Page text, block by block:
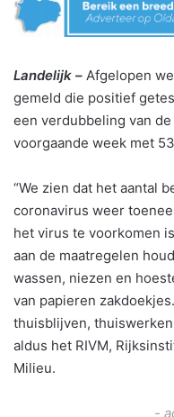
Landelijk – Afgelopen
gemeld die positief
een verdubbeling van
voorgaande week met
“We zien dat het aantal
coronavirus weer
het virus te voorkomen
aan de maatregelen
wassen, niezen en
van papieren
thuisblijven,
aldus het RIVM,
Milieu.
-